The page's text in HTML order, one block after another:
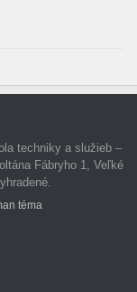
techniky a služieb –
Fábryho 1, Veľké
téma